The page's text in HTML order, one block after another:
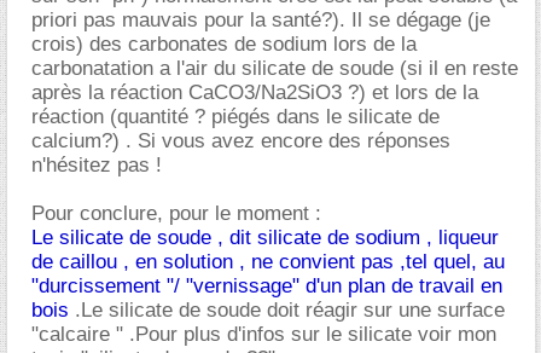
priori pas mauvais pour la santé?). Il se dégage (je
crois) des carbonates de sodium lors de la
carbonatation a l'air du silicate de soude (si il en reste
après la réaction CaCO3/Na2SiO3 ?) et lors de la
réaction (quantité ? piégés dans le silicate de
calcium?) . Si vous avez encore des réponses
n'hésitez pas !
Pour conclure, pour le moment :
Le silicate de soude , dit silicate de sodium , liqueur
de caillou , en solution , ne convient pas ,tel quel, au
"durcissement "/ "vernissage" d'un plan de travail en
bois .Le silicate de soude doit réagir sur une surface
"calcaire " .Pour plus d'infos sur le silicate voir mon